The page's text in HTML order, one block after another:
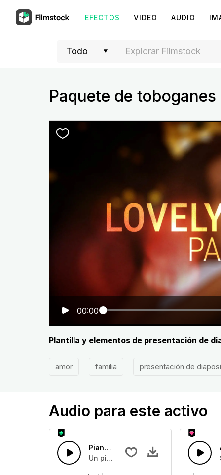
EFECTOS VIDEO AUDIO
Paquete de
00:00
Plantilla y elementos de presentación de
amor familia presentación de
Audio para este activo
Piano cinematográfico épico
Un piano cinemático épico con